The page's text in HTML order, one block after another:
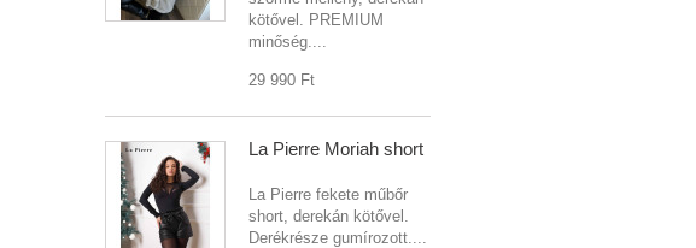
kötővel. PREMIUM
minőség....
29 990 Ft‎
La Pierre Moriah short
La Pierre fekete műbőr
short, derekán kötővel.
Derékrésze gumírozott....